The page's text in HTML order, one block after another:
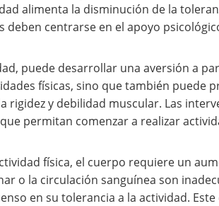
alimenta la disminución de la
centrarse en el apoyo
puede desarrollar una aversión a
físicas, sino que también puede
y debilidad muscular. Las
permitan comenzar a realizar
física, el cuerpo requiere un
o la circulación sanguínea son
en su tolerancia a la actividad.